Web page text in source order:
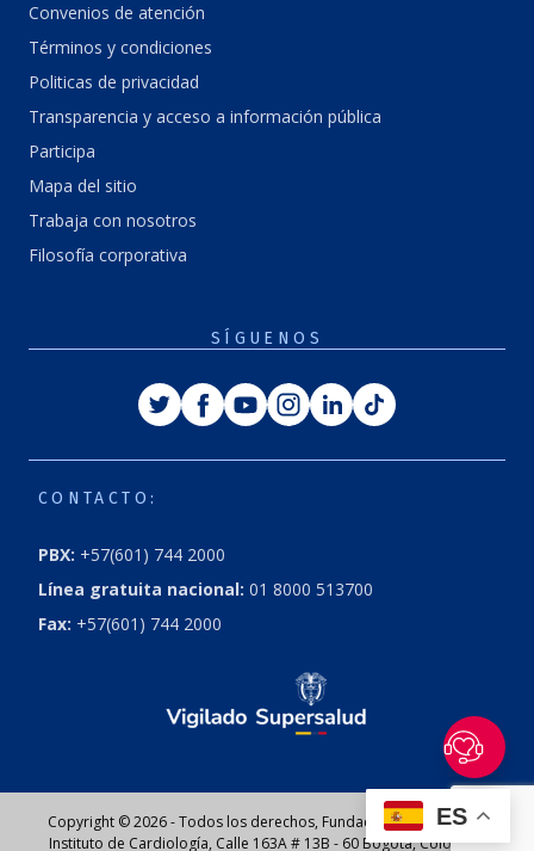
Convenios de atención
Términos y condiciones
Politicas de privacidad
Transparencia y acceso a información pública
Participa
Mapa del sitio
Trabaja con nosotros
Filosofía corporativa
SÍGUENOS
TwitterFacebook
YoutubeInstagram
LinkedinTiktok
CONTACTO:
PBX: +57(601) 744 2000
Línea gratuita nacional: 01 8000 513700
Fax: +57(601) 744 2000
Copyright © 2026 - Todos los derechos, Fundación Cardioinfantil
Instituto de Cardiología, Calle 163A # 13B - 60 Bogotá, Colombia
ES